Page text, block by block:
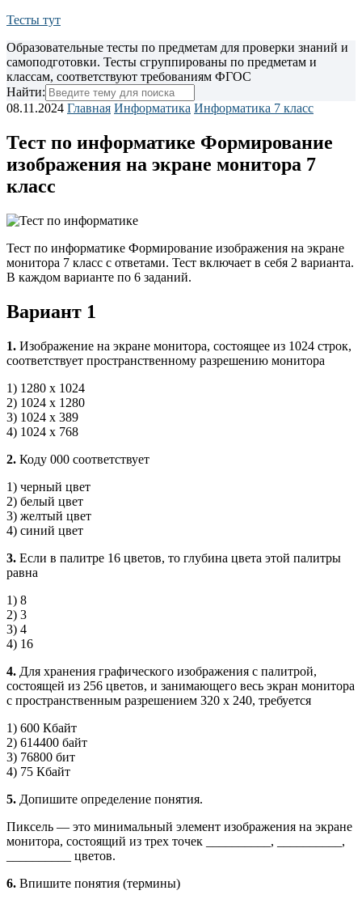
Тесты тут
Образовательные тесты по предметам для проверки знаний и
самоподготовки. Тесты сгруппированы по предметам и
классам, соответствуют требованиям ФГОС
Найти:
08.11.2024 Главная Информатика Информатика 7 класс
Тест по информатике Формирование
изображения на экране монитора 7
класс
Тест по информатике Формирование изображения на экране
монитора 7 класс с ответами. Тест включает в себя 2 варианта.
В каждом варианте по 6 заданий.
Вариант 1
1. Изображение на экране монитора, состоящее из 1024 строк,
соответствует пространственному разре­шению монитора
1) 1280 х 1024
2) 1024 х 1280
3) 1024 х 389
4) 1024 х 768
2. Коду 000 соответствует
1) черный цвет
2) белый цвет
3) желтый цвет
4) синий цвет
3. Если в палитре 16 цветов, то глубина цвета этой палитры
равна
1) 8
2) 3
3) 4
4) 16
4. Для хранения графического изображения с палитрой,
состоящей из 256 цветов, и занимающего весь экран мо­нитора
с пространственным разрешением 320 х 240, тре­буется
1) 600 Кбайт
2) 614400 байт
3) 76800 бит
4) 75 Кбайт
5. Допишите определение понятия.
Пиксель — это минимальный элемент изображения на экране
монитора, состоящий из трех точек __________, __________,
__________ цветов.
6. Впишите понятия (термины)